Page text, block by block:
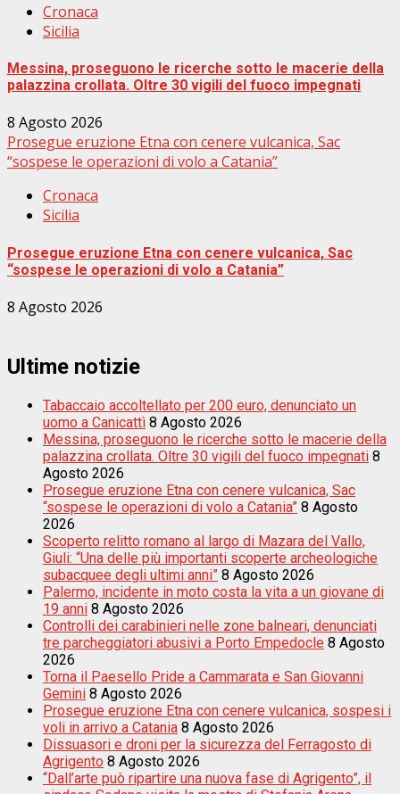
Cronaca
Sicilia
Messina, proseguono le ricerche sotto le macerie della
palazzina crollata. Oltre 30 vigili del fuoco impegnati
8 Agosto 2026
Prosegue eruzione Etna con cenere vulcanica, Sac
“sospese le operazioni di volo a Catania”
Cronaca
Sicilia
Prosegue eruzione Etna con cenere vulcanica, Sac
“sospese le operazioni di volo a Catania”
8 Agosto 2026
Ultime notizie
Tabaccaio accoltellato per 200 euro, denunciato un
uomo a Canicattì 8 Agosto 2026
Messina, proseguono le ricerche sotto le macerie della
palazzina crollata. Oltre 30 vigili del fuoco impegnati 8
Agosto 2026
Prosegue eruzione Etna con cenere vulcanica, Sac
“sospese le operazioni di volo a Catania” 8 Agosto
2026
Scoperto relitto romano al largo di Mazara del Vallo,
Giuli: “Una delle più importanti scoperte archeologiche
subacquee degli ultimi anni” 8 Agosto 2026
Palermo, incidente in moto costa la vita a un giovane di
19 anni 8 Agosto 2026
Controlli dei carabinieri nelle zone balneari, denunciati
tre parcheggiatori abusivi a Porto Empedocle 8 Agosto
2026
Torna il Paesello Pride a Cammarata e San Giovanni
Gemini 8 Agosto 2026
Prosegue eruzione Etna con cenere vulcanica, sospesi i
voli in arrivo a Catania 8 Agosto 2026
Dissuasori e droni per la sicurezza del Ferragosto di
Agrigento 8 Agosto 2026
“Dall’arte può ripartire una nuova fase di Agrigento”, il